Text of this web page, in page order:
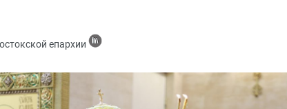
епархии